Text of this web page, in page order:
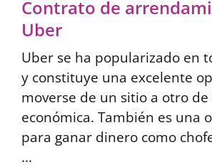
Contrato de
Uber
Uber se ha popularizado en
y constituye una excelente
moverse de un sitio a otro
económica. También es una
para ganar dinero como
...